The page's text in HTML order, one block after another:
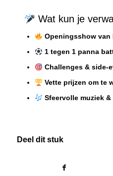
Wat kun je
Openingsshow van
1 tegen 1 panna
Challenges & side-
Vette prijzen om te
Sfeervolle muziek
Deel dit stuk